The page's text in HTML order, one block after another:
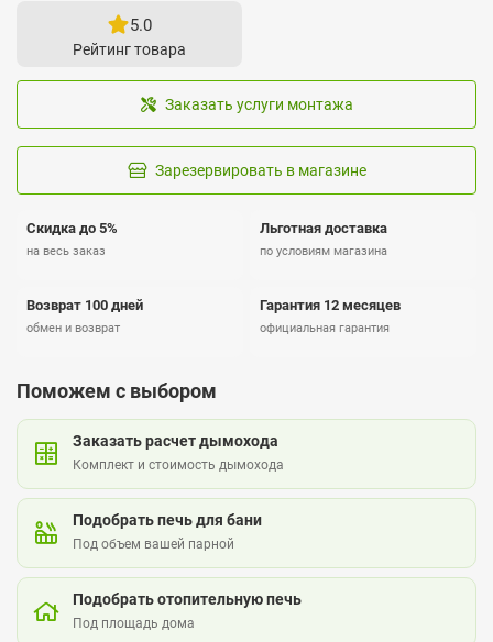
5.0
Рейтинг товара
Заказать услуги монтажа
Зарезервировать в магазине
Скидка до 5%
на весь заказ
Льготная доставка
по условиям магазина
Возврат 100 дней
обмен и возврат
Гарантия 12 месяцев
официальная гарантия
Поможем с выбором
Заказать расчет дымохода
Комплект и стоимость дымохода
Подобрать печь для бани
Под объем вашей парной
Подобрать отопительную печь
Под площадь дома